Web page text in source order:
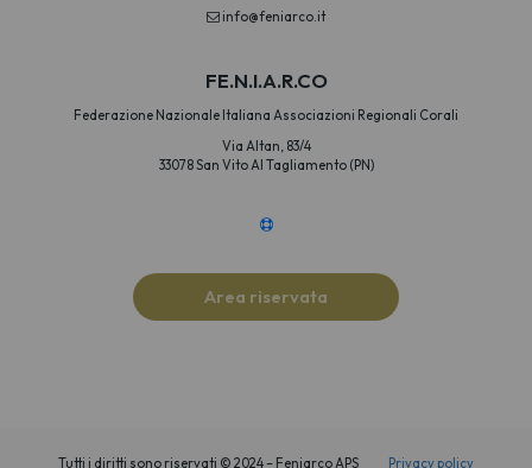
info@feniarco.it
FE.N.I.A.R.CO
Federazione Nazionale Italiana Associazioni Regionali Corali
Via Altan, 83/4
33078 San Vito Al Tagliamento (PN)
Area riservata
Tutti i diritti sono riservati © 2024 – Feniarco APS Privacy policy